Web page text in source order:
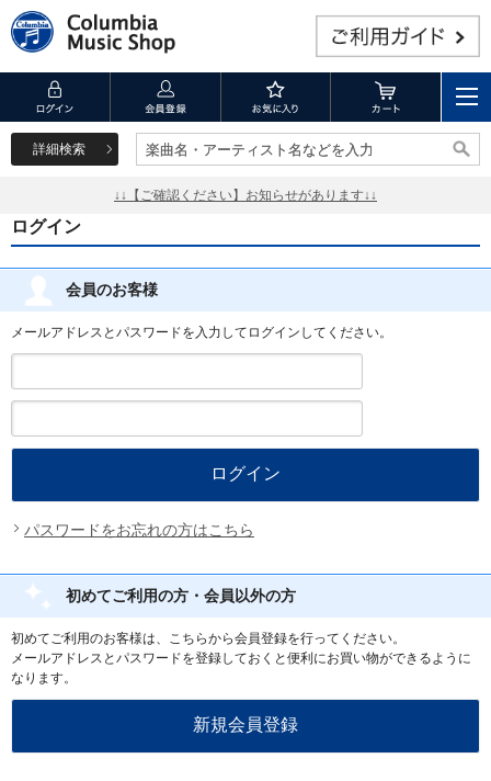
詳細検索 楽曲名・アーティスト名などを入力
楽曲名・アーティスト名などを入力
↓↓【ご確認ください】お知らせがあります↓↓
ログイン
会員のお客様
メールアドレスとパスワードを入力してログインしてください。
パスワードをお忘れの方はこちら
初めてご利用の方・会員以外の方
初めてご利用のお客様は、こちらから会員登録を行ってください。
メールアドレスとパスワードを登録しておくと便利にお買い物ができるように
なります。